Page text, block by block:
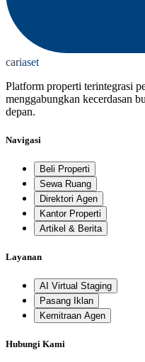
cariaset
Platform properti terintegrasi
menggabungkan kecerdasan
depan.
Navigasi
Beli Properti
Sewa Ruang
Direktori Agen
Kantor Properti
Artikel & Berita
Layanan
AI Virtual Staging
Pasang Iklan
Kemitraan Agen
Hubungi Kami